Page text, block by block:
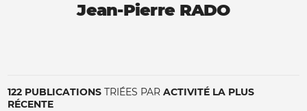
Jean-Pierre RADO
122 PUBLICATIONS TRIÉES PAR ACTIVITÉ LA PLUS
RÉCENTE